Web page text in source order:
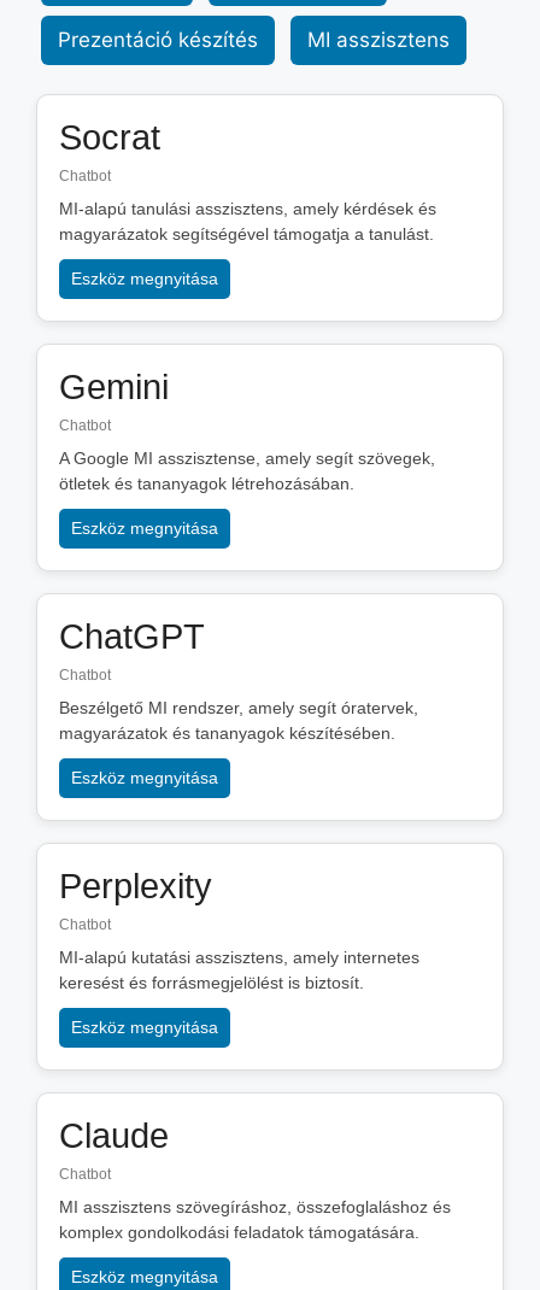
Prezentáció készítés MI asszisztens
Socrat
Chatbot
MI-alapú tanulási asszisztens, amely kérdések és
magyarázatok segítségével támogatja a tanulást.
Eszköz megnyitása
Gemini
Chatbot
A Google MI asszisztense, amely segít szövegek,
ötletek és tananyagok létrehozásában.
Eszköz megnyitása
ChatGPT
Chatbot
Beszélgető MI rendszer, amely segít óratervek,
magyarázatok és tananyagok készítésében.
Eszköz megnyitása
Perplexity
Chatbot
MI-alapú kutatási asszisztens, amely internetes
keresést és forrásmegjelölést is biztosít.
Eszköz megnyitása
Claude
Chatbot
MI asszisztens szövegíráshoz, összefoglaláshoz és
komplex gondolkodási feladatok támogatására.
Eszköz megnyitása